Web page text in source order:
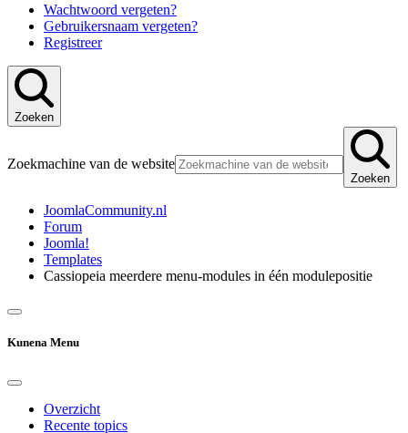
Wachtwoord vergeten?
Gebruikersnaam vergeten?
Registreer
Zoeken
Zoekmachine van de website
Zoeken
JoomlaCommunity.nl
Forum
Joomla!
Templates
Cassiopeia meerdere menu-modules in één modulepositie
Kunena Menu
Overzicht
Recente topics